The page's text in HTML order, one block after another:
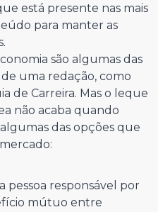
está presente nas mais
para manter as
são algumas das
uma redação, como
de Carreira. Mas o leque
não acaba quando
das opções que
pessoa responsável por
mútuo entre